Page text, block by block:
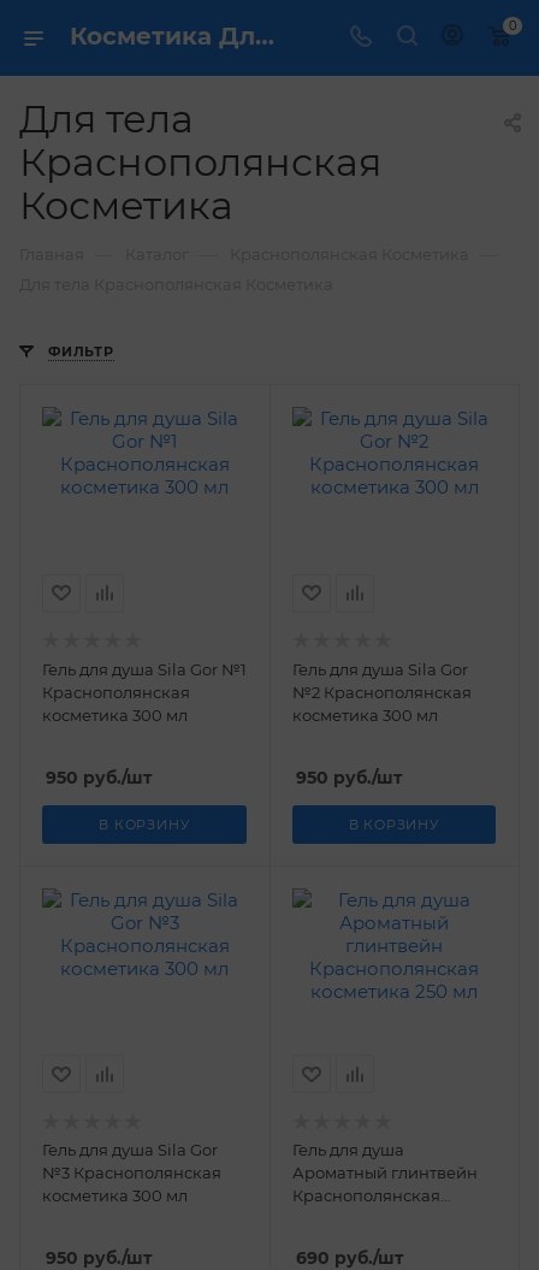
Косметика Для тела Краснополянская Косметика - купить в интернет магазине ✔️ по выгодной цене 0
Для тела
Краснополянская
Косметика
ФИЛЬТР
Гель для душа Sila Gor №1
Краснополянская
косметика 300 мл
950 руб./шт
В КОРЗИНУ
Гель для душа Sila Gor
№2 Краснополянская
косметика 300 мл
950 руб./шт
В КОРЗИНУ
Гель для душа Sila Gor
№3 Краснополянская
косметика 300 мл
950 руб./шт
Гель для душа
Ароматный глинтвейн
Краснополянская
690 руб./шт